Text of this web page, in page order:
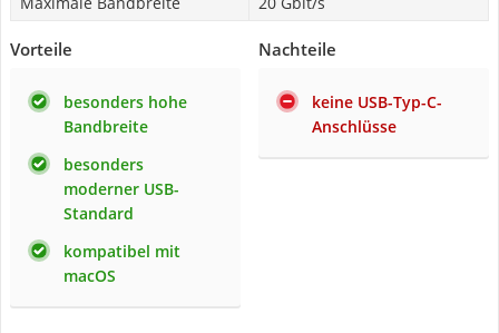
Vorteile
besonders hohe
Bandbreite
besonders
moderner USB-
Standard
kompatibel mit
macOS
Nachteile
keine USB-Typ-C-
Anschlüsse